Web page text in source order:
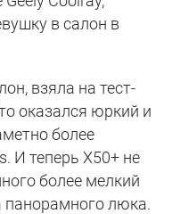
в салон в
взяла на тест-
оказался юркий и
более
И теперь X50+ не
более мелкий
панорамного люка.